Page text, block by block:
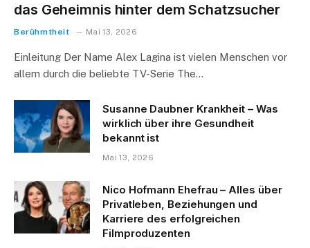
das Geheimnis hinter dem Schatzsucher
Berühmtheit Mai 13, 2026
Einleitung Der Name Alex Lagina ist vielen Menschen vor
allem durch die beliebte TV-Serie The…
Susanne Daubner Krankheit – Was
wirklich über ihre Gesundheit
bekannt ist
Mai 13, 2026
Nico Hofmann Ehefrau – Alles über
Privatleben, Beziehungen und
Karriere des erfolgreichen
Filmproduzenten